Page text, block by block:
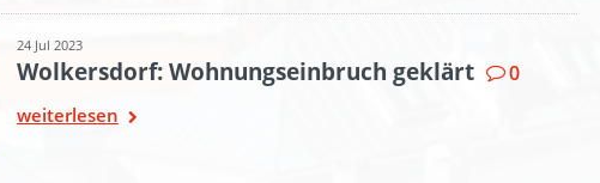
24 Jul 2023
Wolkersdorf: Wohnungseinbruch geklärt 0
weiterlesen